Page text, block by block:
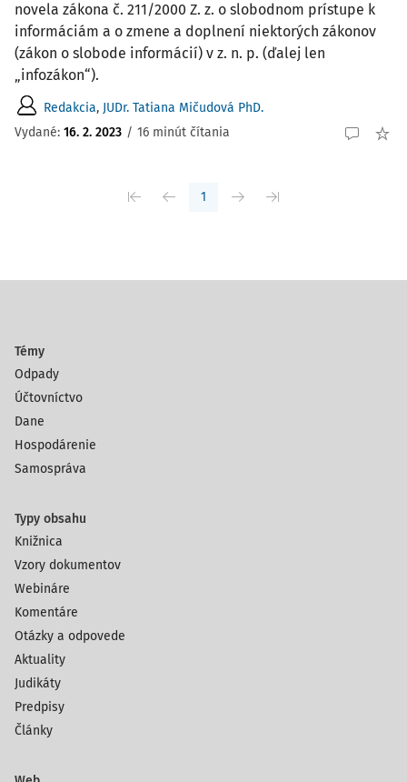
novela zákona č. 211/2000 Z. z. o slobodnom prístupe k
informáciám a o zmene a doplnení niektorých zákonov
(zákon o slobode informácií) v z. n. p. (ďalej len
„infozákon“).
Redakcia, JUDr. Tatiana Mičudová PhD.
Vydané: 16. 2. 2023 / 16 minút čítania
1
Témy
Odpady
Účtovníctvo
Dane
Hospodárenie
Samospráva
Typy obsahu
Knižnica
Vzory dokumentov
Webináre
Komentáre
Otázky a odpovede
Aktuality
Judikáty
Predpisy
Články